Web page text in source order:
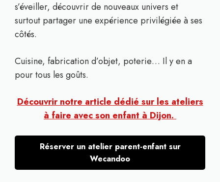
s’éveiller, découvrir de nouveaux univers et
surtout partager une expérience privilégiée à ses
côtés.
Cuisine, fabrication d’objet, poterie… Il y en a
pour tous les goûts.
Découvrir notre article dédié sur les ateliers
à faire avec son enfant à Dijon.
Réserver un atelier parent-enfant sur
Wecandoo